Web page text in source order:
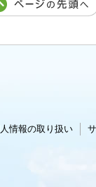
情報の取り扱い